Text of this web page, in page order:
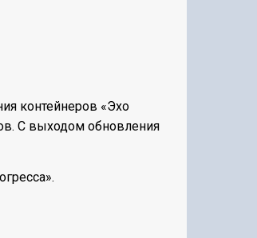
контейнеров «Эхо
. С выходом обновления